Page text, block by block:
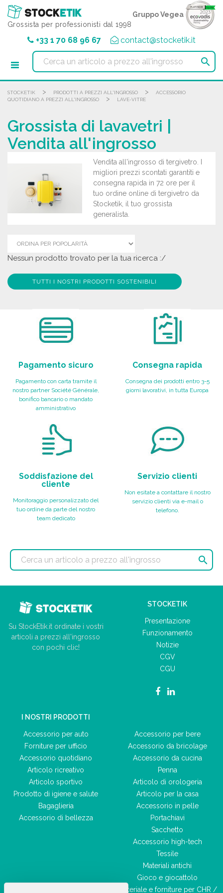
Grossista per professionisti dal 1998
Gruppo Vegea
+33 1 70 68 96 67 contact@stocketik.it

STOCKETIK > PRODOTTI A PREZZI ALL'INGROSSO >
ACCESSORIO
QUOTIDIANO A PREZZI ALL'INGROSSO
> LAVE-VITRE
Grossista di lavavetri |
Vendita all'ingrosso
Vendita all'ingrosso di tergivetro. I
migliori prezzi scontati garantiti e
consegna rapida in 72 ore per il
tuo ordine online di tergivetro da
Stocketik, il tuo grossista
generalista.
Nessun prodotto trovato per la tua ricerca :/
TUTTI I NOSTRI PRODOTTI SOSTENIBILI
Pagamento sicuro
Pagamento con carta tramite il
nostro partner Société Générale,
bonifico bancario o mandato
amministrativo
Consegna rapida
Consegna dei prodotti entro 3-5
giorni lavorativi, in tutta Europa
Soddisfazione del
cliente
Monitoraggio personalizzato del
tuo ordine da parte del nostro
team dedicato
Servizio clienti
Non esitate a contattare il nostro
servizio clienti via e-mail o
telefono.

Su StockEtik.it ordinate i vostri
articoli a prezzi all'ingrosso
con pochi clic!
STOCKETIK
Presentazione
Funzionamento
Notizie
CGV
CGU
I NOSTRI PRODOTTI
Accessorio per auto
Forniture per ufficio
Accessorio quotidiano
Articolo ricreativo
Articolo sportivo
Prodotto di igiene e salute
Bagaglieria
Accessorio di bellezza
Accessorio per bere
Accessorio da bricolage
Accessorio da cucina
Penna
Articolo di orologeria
Articolo per la casa
Accessorio in pelle
Portachiavi
Sacchetto
Accessorio high-tech
Tessile
Materiali antichi
Gioco e giocattolo
Materiale e forniture per CHR /
Pannello di gestione dei cookies